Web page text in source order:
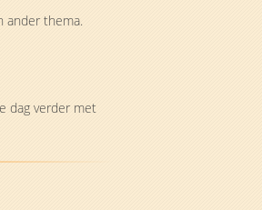
ander thema.
dag verder met